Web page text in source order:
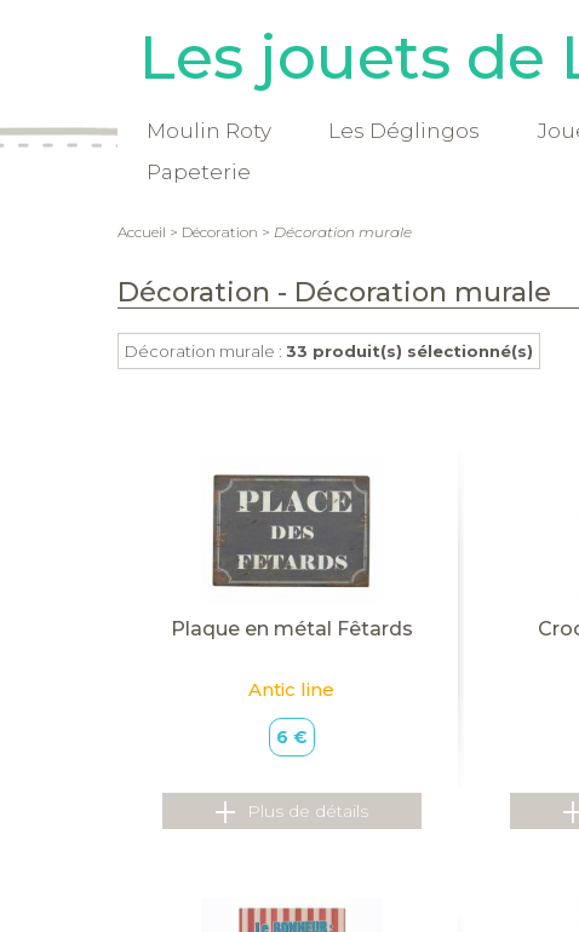
Les jouets de
Moulin Roty Les Déglingos
Papeterie
Accueil > Décoration > Décoration murale
Décoration - Décoration murale
Décoration murale : 33 produit(s) sélectionné(s)
Plaque en métal Fêtards
Antic line
6 €
Plus de détails